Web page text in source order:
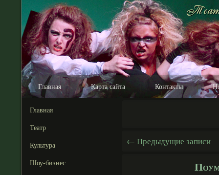
Главная Карта сайта Контакты
Главная
Театр
Культура
Шоу-бизнес
← Предыдущие записи